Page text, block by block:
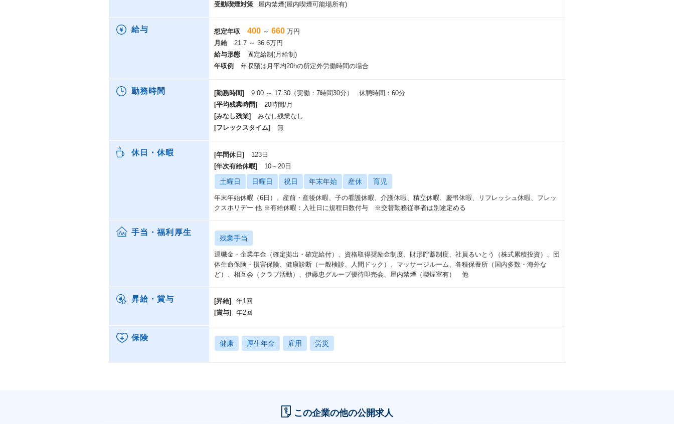
・スクラッチ開発からローコード開発など、最新技術を活用した様々なアプリケーション開発に携われます
・社内標準化や品質改善プロジェクトにも参画し、組織の基盤づくりに貢献できます
【キャリアアップ】
・Udemyなどのオンライン学習プラットフォームを活用し、自己学習を支援する制度あり
・社内研修（CTCSキャリアステージ、OJTトレーナー制度）で体系的なスキルアップが可能
【働き方】
・出社とテレワークを併用したライフスタイルに合わせた柔軟な働き方が可能
・稼働時間が適切に管理されており、プライベートとの両立がしやすい環境
・チームでの情報共有を重視し、オンラインツールを活用した円滑なコミュニケーション環境
・チームワークを重視し、互いに学び合う文化を醸成
・新しい技術やアイデアを歓迎するオープンな風土
・課題解決に前向きで、主体的に動ける人材を評価する環境
【会社／案件の規模感】
・大小さまざまなプロジェクトがあり、幅広い業界・領域の案件に携われます
受動喫煙対策
屋内禁煙(屋内喫煙可能場所有)
給与 想定年収 400 ～ 660 万円
月給
21.7 ～ 36.6万円
給与形態
固定給制(月給制)
年収例
年収額は月平均20hの所定外労働時間の場合
勤務時間 [勤務時間]
9:00 ～ 17:30（実働：7時間30分） 休憩時間：60分
[平均残業時間]
20時間/月
[みなし残業]
みなし残業なし
[フレックスタイム]
無
休日・休暇 [年間休日]
123日
[年次有給休暇]
10～20日
土曜日 日曜日 祝日 年末年始 産休 育児
年末年始休暇（6日）、産前・産後休暇、子の看護休暇、介護休暇、積立休暇、慶弔休暇、リフレッシュ休暇、フレッ
クスホリデー 他 ※有給休暇：入社日に規程日数付与 ※交替勤務従事者は別途定める
手当・福利厚生
残業手当
退職金・企業年金（確定拠出・確定給付）、資格取得奨励金制度、財形貯蓄制度、社員るいとう（株式累積投資）、団
体生命保険・損害保険、健康診断（一般検診、人間ドック）、マッサージルーム、各種保養所（国内多数・海外な
ど）、相互会（クラブ活動）、伊藤忠グループ優待即売会、屋内禁煙（喫煙室有） 他
昇給・賞与 [昇給]
年1回
[賞与]
年2回
保険
健康 厚生年金 雇用 労災
この企業の他の公開求人